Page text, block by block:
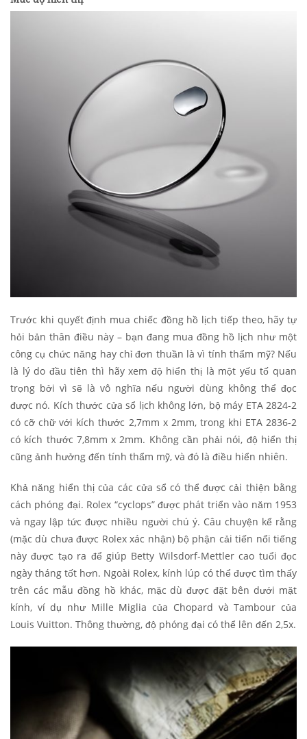
Trước khi quyết định mua chiếc đồng hồ lịch tiếp theo, hãy tự
hỏi bản thân điều này – bạn đang mua đồng hồ lịch như một
công cụ chức năng hay chỉ đơn thuần là vì tính thẩm mỹ? Nếu
là lý do đầu tiên thì hãy xem độ hiển thị là một yếu tố quan
trọng bởi vì sẽ là vô nghĩa nếu người dùng không thể đọc
được nó. Kích thước cửa sổ lịch không lớn, bộ máy ETA 2824-2
có cỡ chữ với kích thước 2,7mm x 2mm, trong khi ETA 2836-2
có kích thước 7,8mm x 2mm. Không cần phải nói, độ hiển thị
cũng ảnh hưởng đến tính thẩm mỹ, và đó là điều hiển nhiên.
Khả năng hiển thị của các cửa sổ có thể được cải thiện bằng
cách phóng đại. Rolex “cyclops” được phát triển vào năm 1953
và ngay lập tức được nhiều người chú ý. Câu chuyện kể rằng
(mặc dù chưa được Rolex xác nhận) bộ phận cải tiến nổi tiếng
này được tạo ra để giúp Betty Wilsdorf-Mettler cao tuổi đọc
ngày tháng tốt hơn. Ngoài Rolex, kính lúp có thể được tìm thấy
trên các mẫu đồng hồ khác, mặc dù được đặt bên dưới mặt
kính, ví dụ như Mille Miglia của Chopard và Tambour của
Louis Vuitton. Thông thường, độ phóng đại có thể lên đến 2,5x.